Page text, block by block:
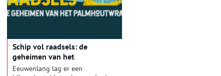
Schip vol raadsels: de
geheimen van het
Palmhoutwrak
Eeuwenlang lag er een